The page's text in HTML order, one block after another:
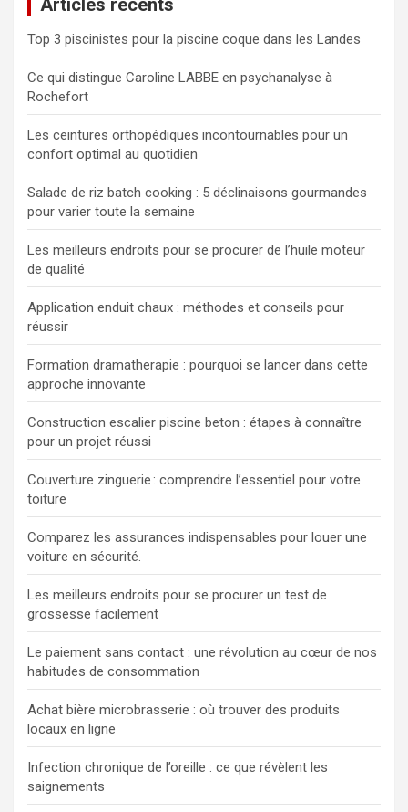
c
h
e
r
Top 3 piscinistes pour la piscine coque dans les Landes
Ce qui distingue Caroline LABBE en psychanalyse à
Rochefort
Les ceintures orthopédiques incontournables pour un
confort optimal au quotidien
Salade de riz batch cooking : 5 déclinaisons gourmandes
pour varier toute la semaine
Les meilleurs endroits pour se procurer de l’huile moteur
de qualité
Application enduit chaux : méthodes et conseils pour
réussir
Formation dramatherapie : pourquoi se lancer dans cette
approche innovante
Construction escalier piscine beton : étapes à connaître
pour un projet réussi
Couverture zinguerie : comprendre l’essentiel pour votre
toiture
Comparez les assurances indispensables pour louer une
voiture en sécurité.
Les meilleurs endroits pour se procurer un test de
grossesse facilement
Le paiement sans contact : une révolution au cœur de nos
habitudes de consommation
Achat bière microbrasserie : où trouver des produits
locaux en ligne
Infection chronique de l’oreille : ce que révèlent les
saignements